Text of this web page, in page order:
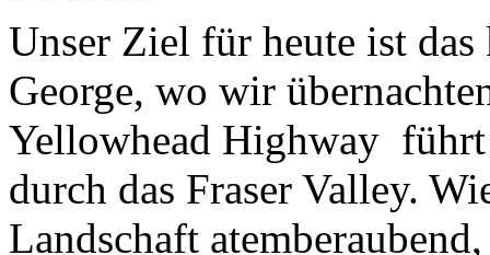
Unser Ziel für heute ist
George, wo wir
Yellowhead Highway
durch das Fraser Valley.
Landschaft